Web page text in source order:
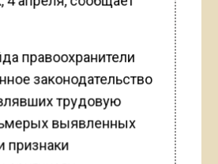
правоохранители
законодательство
трудовую
выявленных
признаки